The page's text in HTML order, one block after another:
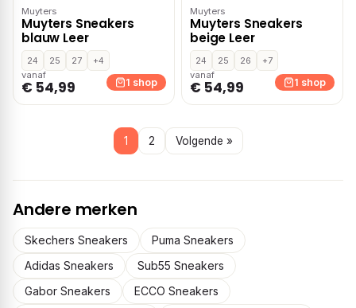
Muyters
Muyters Sneakers
blauw Leer
24 25 27
+4
vanaf
€ 54,99 1 shop
Muyters
Muyters Sneakers
beige Leer
24 25 26
+7
vanaf
€ 54,99 1 shop
1 2 Volgende »
Andere merken
Skechers Sneakers
Puma Sneakers
Adidas Sneakers
Sub55 Sneakers
Gabor Sneakers
ECCO Sneakers